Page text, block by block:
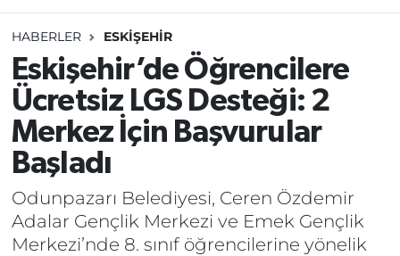
HABERLER ESKİŞEHİR
Eskişehir’de Öğrencilere
Ücretsiz LGS Desteği: 2
Merkez İçin Başvurular
Başladı
Odunpazarı Belediyesi, Ceren Özdemir
Adalar Gençlik Merkezi ve Emek Gençlik
Merkezi’nde 8. sınıf öğrencilerine yönelik